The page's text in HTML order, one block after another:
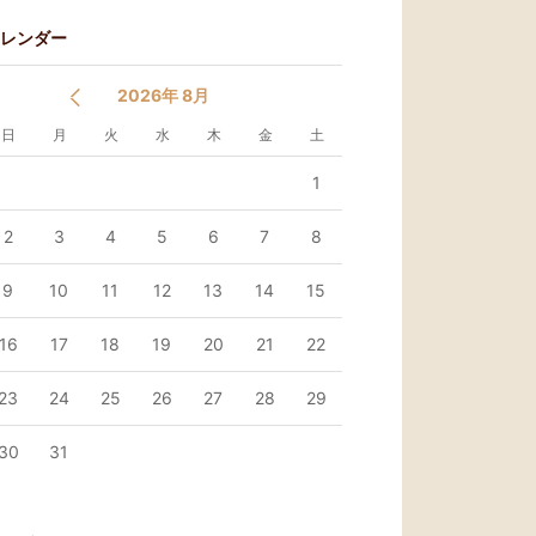
ンダー
2026年 8月
日 月 火 水 木 金 土
1
2 3 4 5 6 7 8
9 10 11 12 13 14 15
17 18 19 20 21 22
24 25 26 27 28 29
31